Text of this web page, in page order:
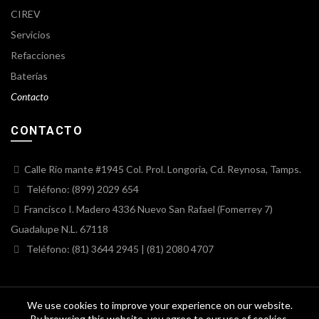
CIREV
Servicios
Refacciones
Baterías
Contacto
CONTACTO
Calle Rio mante #1945 Col. Prol. Longoria, Cd. Reynosa, Tamps.
Teléfono: (899) 2029 654
Francisco I. Madero 4336 Nuevo San Rafael (Fomerrey 7)
Guadalupe N.L. 67118
Teléfono: (81) 3644 2945 | (81) 2080 4707
We use cookies to improve your experience on our website.